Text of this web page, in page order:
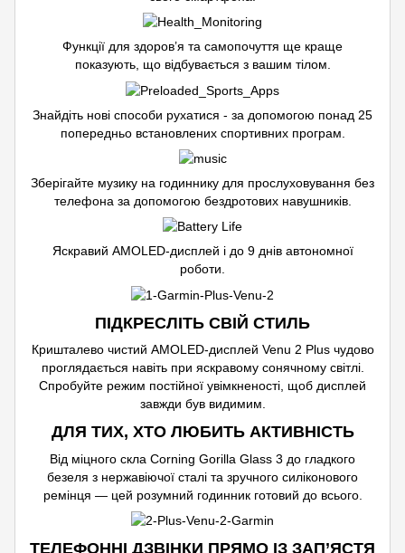
Функції для здоров’я та самопочуття ще краще
показують, що відбувається з вашим тілом.
Знайдіть нові способи рухатися - за допомогою понад 25
попередньо встановлених спортивних програм.
Зберігайте музику на годиннику для прослуховування без
телефона за допомогою бездротових навушників.
Яскравий AMOLED-дисплей і до 9 днів автономної
роботи.
ПІДКРЕСЛІТЬ СВІЙ СТИЛЬ
Кришталево чистий AMOLED-дисплей Venu 2 Plus чудово
проглядається навіть при яскравому сонячному світлі.
Спробуйте режим постійної увімкненості, щоб дисплей
завжди був видимим.
ДЛЯ ТИХ, ХТО ЛЮБИТЬ АКТИВНІСТЬ
Від міцного скла Corning Gorilla Glass 3 до гладкого
безеля з нержавіючої сталі та зручного силіконового
ремінця — цей розумний годинник готовий до всього.
ТЕЛЕФОННІ ДЗВІНКИ ПРЯМО ІЗ ЗАП’ЯСТЯ